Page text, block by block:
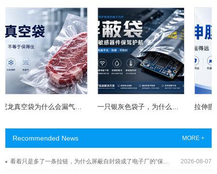
尼龙真空袋为什么会漏气？PA/PE材质、厚度和选购方法一次讲清 一只银灰色袋子，为什么能救下一块昂贵电路板？屏蔽袋没你想得那么简单
Recommended News MORE +
2026-08-07
看着只是多了一条拉链，为什么屏蔽自封袋成了电子厂的“保险柜”？